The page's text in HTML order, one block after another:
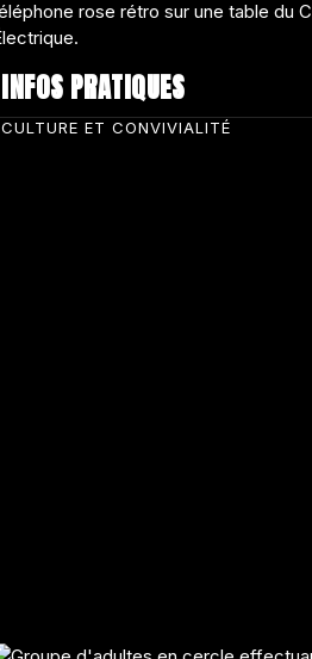
INFOS PRATIQUES
CULTURE ET CONVIVIALITÉ